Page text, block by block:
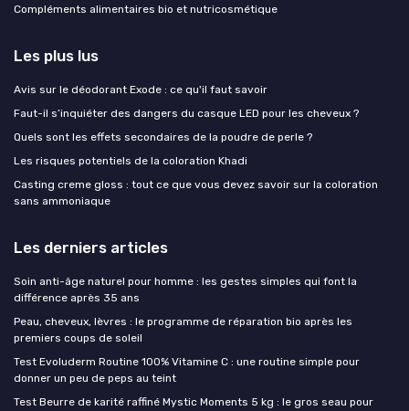
Compléments alimentaires bio et nutricosmétique
Les plus lus
Avis sur le déodorant Exode : ce qu'il faut savoir
Faut-il s’inquiéter des dangers du casque LED pour les cheveux ?
Quels sont les effets secondaires de la poudre de perle ?
Les risques potentiels de la coloration Khadi
Casting creme gloss : tout ce que vous devez savoir sur la coloration
sans ammoniaque
Les derniers articles
Soin anti-âge naturel pour homme : les gestes simples qui font la
différence après 35 ans
Peau, cheveux, lèvres : le programme de réparation bio après les
premiers coups de soleil
Test Evoluderm Routine 100% Vitamine C : une routine simple pour
donner un peu de peps au teint
Test Beurre de karité raffiné Mystic Moments 5 kg : le gros seau pour